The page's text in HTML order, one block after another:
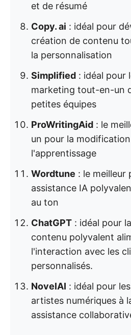
et de résumé
Copy. ai : idéal pour
création de contenu
la personnalisation
Simplified : idéal pour
marketing tout-en-un
petites équipes
ProWritingAid : le
un pour la
l'apprentissage
Wordtune : le meilleur
assistance IA
au ton
ChatGPT : idéal pour
contenu polyvalent
l'interaction avec les
personnalisés.
NovelAI : idéal pour
artistes numériques à
assistance